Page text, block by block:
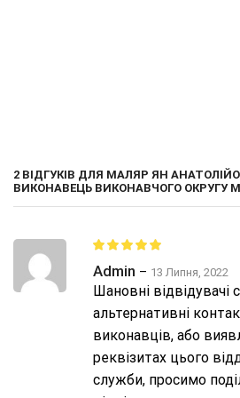
2 ВІДГУКІВ ДЛЯ МАЛЯР ЯН
ВИКОНАВЕЦЬ ВИКОНАВЧОГО ОКРУГУ
Admin – 13 Липня, 2022
Шановні відвідувачі
альтернативні
виконавців, або
реквізитах цього
служби, просимо